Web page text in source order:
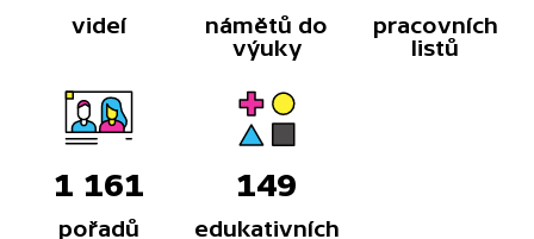
videí
námětů do
výuky
pracovních
listů
1 161
pořadů
149
edukativních